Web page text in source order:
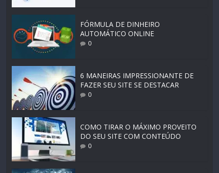
FÓRMULA DE DINHEIRO
AUTOMÁTICO ONLINE
0
6 MANEIRAS IMPRESSIONANTE DE
FAZER SEU SITE SE DESTACAR
0
COMO TIRAR O MÁXIMO PROVEITO
DO SEU SITE COM CONTEÚDO
0